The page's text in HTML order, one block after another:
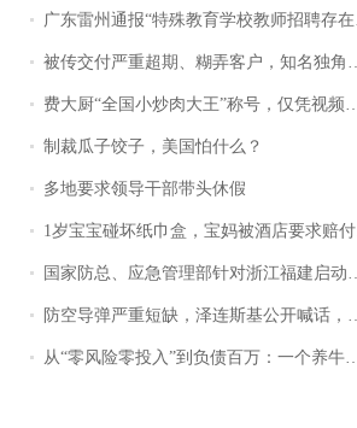
广东雷州通报“特殊教育学校教师招聘存在违规行为”：已启动问责程序 副校长被停职
被传交付严重超期、糊弄客户，知名独角兽车企创始人回应：都没证据，将依法采取措施，“本人长期与美国交管局保持沟通，对方表示肯定”
费大厨“全国小炒肉大王”称号，仅凭视频评出？中国烹饪协会回应
制裁瓜子饺子，美国怕什么？
多地要求领导干部带头休假
1岁宝宝碰坏纸巾盒，宝妈被酒店要求赔付924元！三亚一酒店回复：骨瓷定制！网友一查价格，吵翻了
国家防总、应急管理部针对浙江福建启动防汛防台风四级应急响应
防空导弹严重短缺，泽连斯基公开喊话，乌克兰失去导弹拦截能力？
从“零风险零投入”到负债百万：一个养牛项目崩盘后，谁该为农户的贷款买单丨红星调查